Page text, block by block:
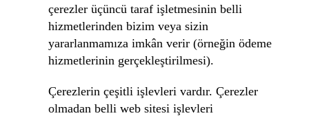
çerezler üçüncü taraf işletmesinin belli
hizmetlerinden bizim veya sizin
yararlanmamıza imkân verir (örneğin ödeme
hizmetlerinin gerçekleştirilmesi).
Çerezlerin çeşitli işlevleri vardır. Çerezler
olmadan belli web sitesi işlevleri